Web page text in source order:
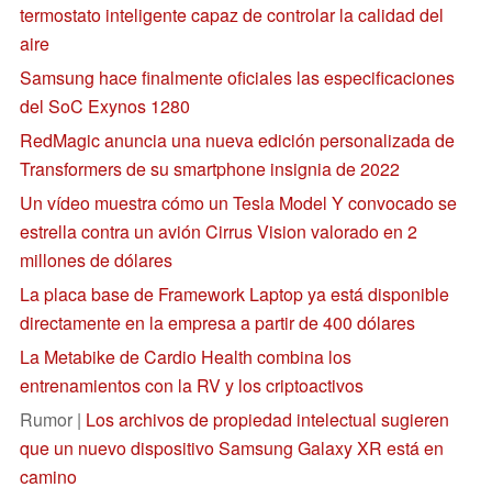
termostato inteligente capaz de controlar la calidad del
aire
Samsung hace finalmente oficiales las especificaciones
del SoC Exynos 1280
RedMagic anuncia una nueva edición personalizada de
Transformers de su smartphone insignia de 2022
Un vídeo muestra cómo un Tesla Model Y convocado se
estrella contra un avión Cirrus Vision valorado en 2
millones de dólares
La placa base de Framework Laptop ya está disponible
directamente en la empresa a partir de 400 dólares
La Metabike de Cardio Health combina los
entrenamientos con la RV y los criptoactivos
Rumor | Los archivos de propiedad intelectual sugieren
que un nuevo dispositivo Samsung Galaxy XR está en
camino